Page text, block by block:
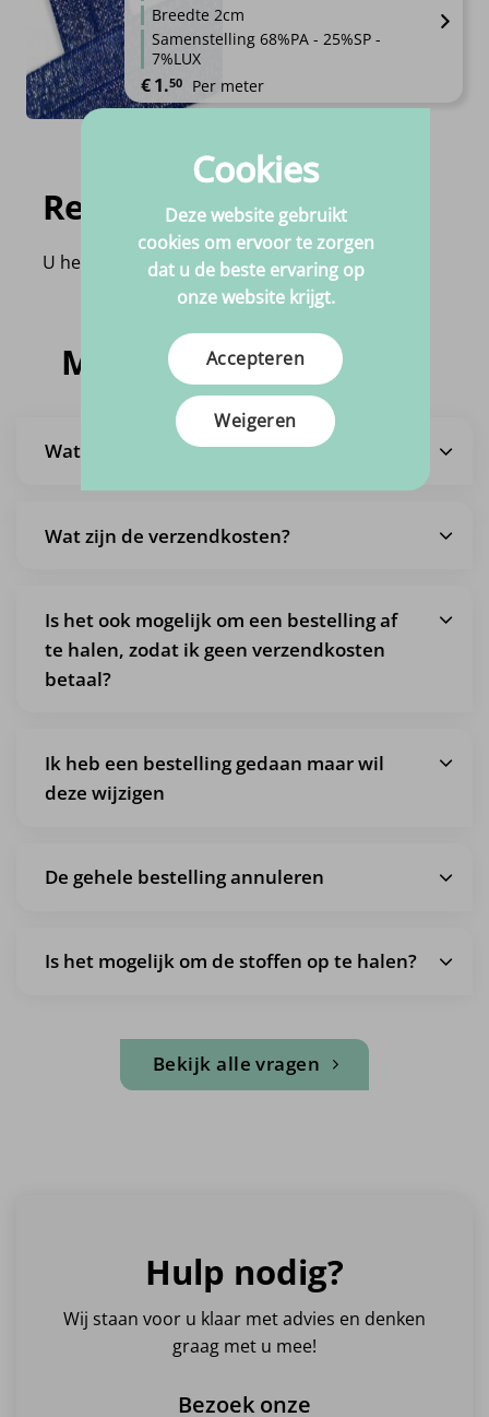
Breedte 2cm
Samenstelling 68%PA - 25%SP -
7%LUX
€1.50 Per meter
Recent bekeken
U heeft nog geen product bekeken!
Meestgestelde vragen
Wat is de levertijd?
Wat zijn de verzendkosten?
Is het ook mogelijk om een bestelling af
te halen, zodat ik geen verzendkosten
betaal?
Ik heb een bestelling gedaan maar wil
deze wijzigen
De gehele bestelling annuleren
Is het mogelijk om de stoffen op te halen?
Bekijk alle vragen
Hulp nodig?
Wij staan voor u klaar met advies en denken
graag met u mee!
Bezoek onze
Cookies
Deze website gebruikt
cookies om ervoor te zorgen
dat u de beste ervaring op
onze website krijgt.
Accepteren
Weigeren